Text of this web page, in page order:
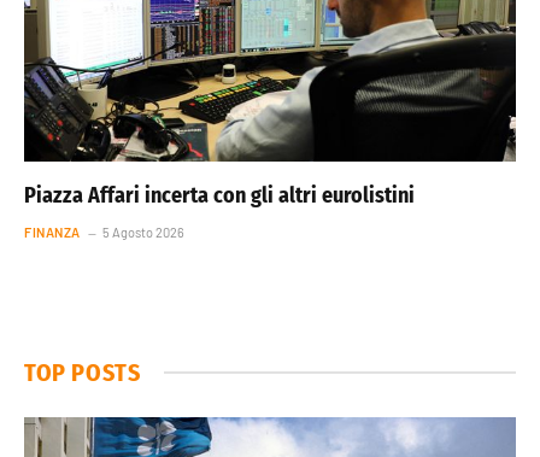
Piazza Affari incerta con gli altri eurolistini
FINANZA 5 Agosto 2026
TOP POSTS